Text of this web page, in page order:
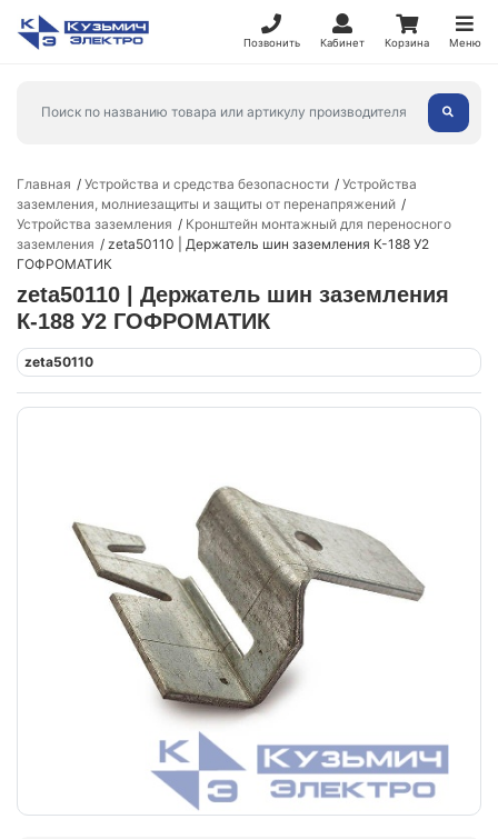
Позвонить Кабинет Корзина Меню
Главная Устройства и средства безопасности
Устройства
заземления, молниезащиты и защиты от перенапряжений
Устройства заземления
Кронштейн монтажный для переносного
заземления
zeta50110 | Держатель шин заземления К-188 У2
ГОФРОМАТИК
zeta50110 | Держатель шин заземления
К-188 У2 ГОФРОМАТИК
zeta50110